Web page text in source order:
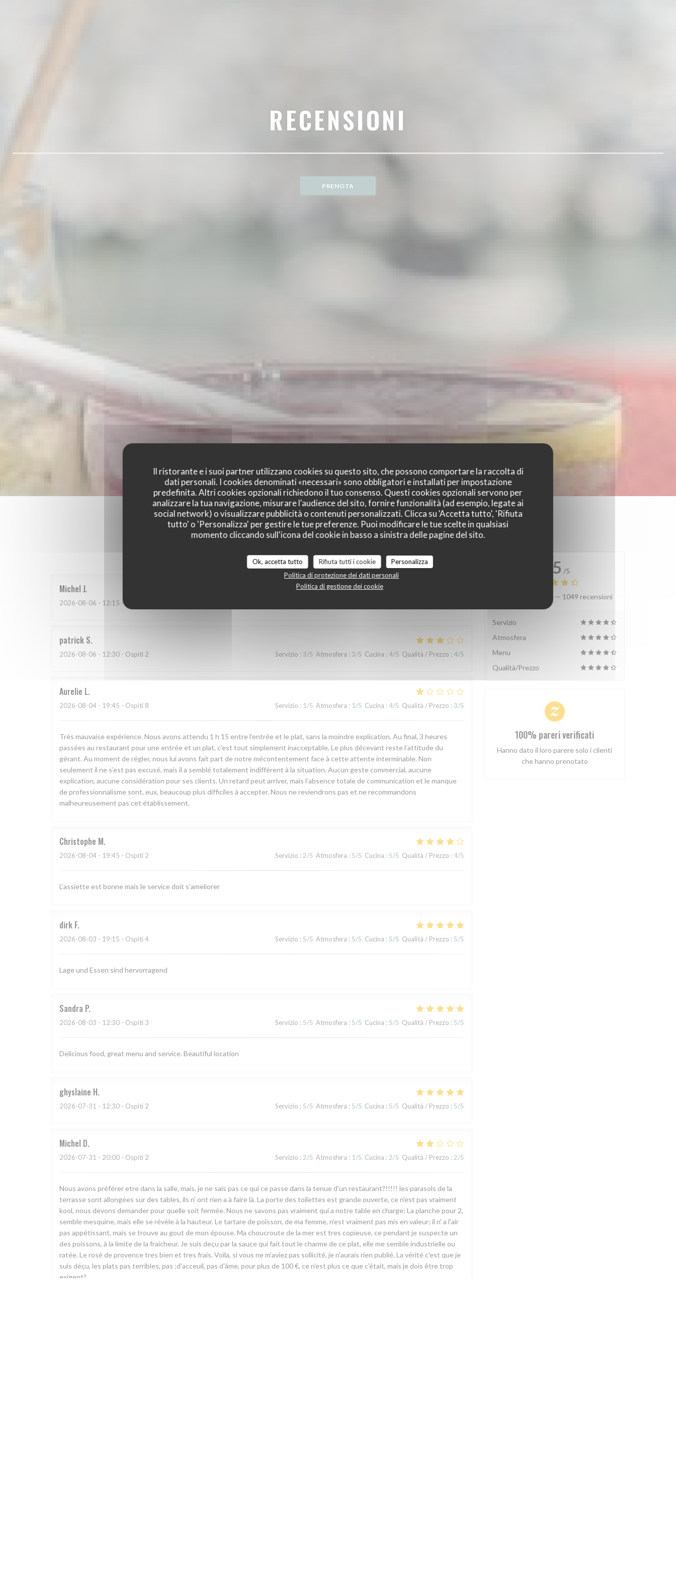
Il ristorante e i suoi partner utilizzano cookies su questo sito, che possono comportare la raccolta di
dati personali. I cookies denominati «necessari» sono obbligatori e installati per impostazione
predefinita. Altri cookies opzionali richiedono il tuo consenso. Questi cookies opzionali servono per
analizzare la tua navigazione, misurare l'audience del sito, fornire funzionalità (ad esempio, legate ai
social network) o visualizzare pubblicità o contenuti personalizzati. Clicca su 'Accetta tutto', 'Rifiuta
tutto' o 'Personalizza' per gestire le tue preferenze. Puoi modificare le tue scelte in qualsiasi
momento cliccando sull'icona del cookie in basso a sinistra delle pagine del sito.
Ok, accetta tutto Rifiuta tutti i cookie
Personalizza
Politica di protezione dei dati personali
Politica di gestione dei cookie
RECENSIONI
PRENOTA
I pareri dei nostri clienti
Michel J
2026-08-06 - 12:15 - Ospiti 2
patrick S
2026-08-06 - 12:30 - Ospiti 2 Servizio : 3/5 Atmosfera : 3/5 Cucina : 4/5 Qualità / Prezzo : 4/5
Aurelie L
2026-08-04 - 19:45 - Ospiti 8 Servizio : 1/5 Atmosfera : 1/5 Cucina : 4/5 Qualità / Prezzo : 3/5
Très mauvaise expérience. Nous avons attendu 1 h 15 entre l’entrée et le plat, sans la moindre explication. Au final, 3 heures
passées au restaurant pour une entrée et un plat, c’est tout simplement inacceptable. Le plus décevant reste l’attitude du
gérant. Au moment de régler, nous lui avons fait part de notre mécontentement face à cette attente interminable. Non
seulement il ne s’est pas excusé, mais il a semblé totalement indifférent à la situation. Aucun geste commercial, aucune
explication, aucune considération pour ses clients. Un retard peut arriver, mais l’absence totale de communication et le manque
de professionnalisme sont, eux, beaucoup plus difficiles à accepter. Nous ne reviendrons pas et ne recommandons
malheureusement pas cet établissement.
Christophe M
2026-08-04 - 19:45 - Ospiti 2 Servizio : 2/5 Atmosfera : 5/5 Cucina : 5/5 Qualità / Prezzo : 4/5
L’assiette est bonne mais le service doit s’ameliorer
dirk F
2026-08-03 - 19:15 - Ospiti 4 Servizio : 5/5 Atmosfera : 5/5 Cucina : 5/5 Qualità / Prezzo : 5/5
Lage und Essen sind hervorragend
Sandra P
2026-08-03 - 12:30 - Ospiti 3 Servizio : 5/5 Atmosfera : 5/5 Cucina : 5/5 Qualità / Prezzo : 5/5
Delicious food, great menu and service. Beautiful location
ghyslaine H
2026-07-31 - 12:30 - Ospiti 2 Servizio : 5/5 Atmosfera : 5/5 Cucina : 5/5 Qualità / Prezzo : 5/5
Michel D
2026-07-31 - 20:00 - Ospiti 2 Servizio : 2/5 Atmosfera : 1/5 Cucina : 2/5 Qualità / Prezzo : 2/5
Nous avons préférer etre dans la salle, mais, je ne sais pas ce qui ce passe dans la tenue d'un restaurant?!!!!! les parasols de la
terrasse sont allongées sur des tables, ils n' ont rien a à faire là. La porte des toilettes est grande ouverte, ce n'est pas vraiment
kool, nous devons demander pour quelle soit fermée. Nous ne savons pas vraiment qui a notre table en charge; La planche pour 2,
semble mesquine, mais elle se révèle à la hauteur. Le tartare de poisson, de ma femme, n'est vraiment pas mis en valeur; il n' a l'air
pas appétissant, mais se trouve au gout de mon épouse. Ma choucroute de la mer est tres copieuse, ce pendant je suspecte un
des poissons, à la limite de la fraicheur. Je suis deçu par la sauce qui fait tout le charme de ce plat, elle me semble industrielle ou
ratée. Le rosé de provence tres bien et tres frais. Voila, si vous ne m'aviez pas sollicité, je n'aurais rien publié. La vérité c'est que je
suis déçu, les plats pas terribles, pas ;d'acceuil, pas d'âme, pour plus de 100 €, ce n'est plus ce que c'était, mais je dois être trop
exigent?
4.5 /5
Valutazione media — 1049 recensioni
Servizio
Atmosfera
Menu
Qualità/Prezzo
100% pareri verificati
Hanno dato il loro parere solo i clienti
che hanno prenotato